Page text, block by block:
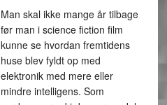
Man skal ikke mange år tilbage
før man i science fiction film
kunne se hvordan fremtidens
huse blev fyldt op med
elektronik med mere eller
mindre intelligens. Som